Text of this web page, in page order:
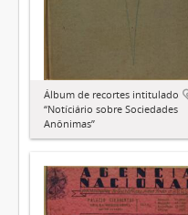
Álbum de recortes intitulado
“Notíciário sobre Sociedades
Anônimas”